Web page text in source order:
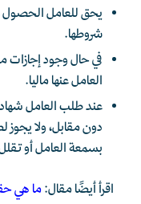
يحق للعامل الحصول
شروطها.
في حال وجود
العامل عنها ماليا.
عند طلب العامل
دون مقابل، ولا
بسمعة العامل أو
اقرأ أيضًا مقال:ما هي